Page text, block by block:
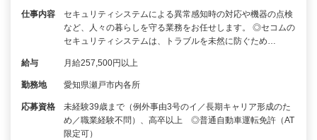
仕事内容
セキュリティシステムによる異常感知時の対応や機器の点検
など、人々の暮らしを守る業務をお任せします。 ◎セコムの
セキュリティシステムは、トラブルを未然に防ぐため…
給与 月給257,500円以上
勤務地 愛知県瀬戸市内各所
応募資格
未経験39歳まで（例外事由3号のイ／長期キャリア形成のた
め／職業経験不問）、高卒以上 ◎普通自動車運転免許（AT
限定可）